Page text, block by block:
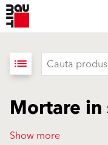
list
Mortare
Show more